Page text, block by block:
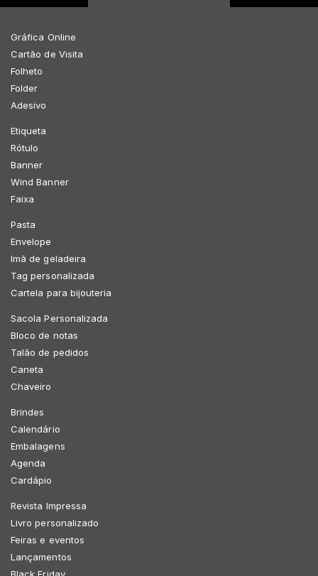
Gráfica Online
Cartão de Visita
Folheto
Folder
Adesivo
Etiqueta
Rótulo
Banner
Wind Banner
Faixa
Pasta
Envelope
Imã de geladeira
Tag personalizada
Cartela para bijouteria
Sacola Personalizada
Bloco de notas
Talão de pedidos
Caneta
Chaveiro
Brindes
Calendário
Embalagens
Agenda
Cardápio
Revista Impressa
Livro personalizado
Feiras e eventos
Lançamentos
Black Friday